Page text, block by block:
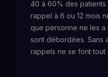
40 à 60% des
rappel à 6 ou 12 mois
que personne ne les a
sont débordées. Sans
rappels ne se font tout